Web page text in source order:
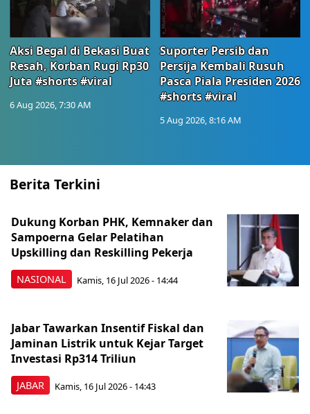
Aksi Begal di Bekasi Buat
Resah, Korban Rugi Rp30
Juta #shorts #viral
6 Aug 2026, 7:30 AM
Suporter Persib dan
Persija Kembali Rusuh
Pasca Piala Presiden 2026
#shorts #viral
5 Aug 2026, 8:16 AM
Berita Terkini
NASIONAL
Dukung Korban PHK, Kemnaker dan
Sampoerna Gelar Pelatihan
Upskilling dan Reskilling Pekerja
Kamis, 16 Jul 2026 - 14:44
JABAR
Jabar Tawarkan Insentif Fiskal dan
Jaminan Listrik untuk Kejar Target
Investasi Rp314 Triliun
Kamis, 16 Jul 2026 - 14:43